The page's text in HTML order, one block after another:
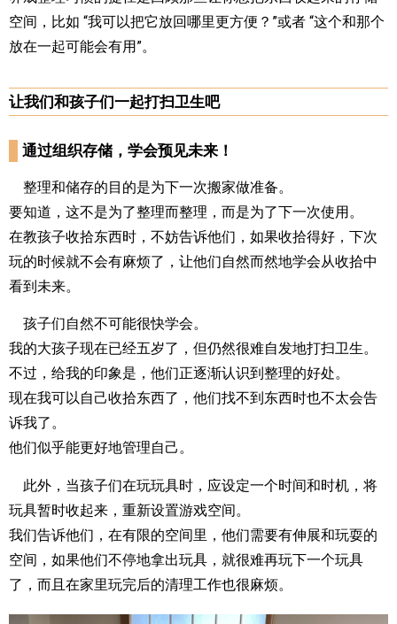
空间，比如 “我可以把它放回哪里更方便？”或者 “这个和那个
放在一起可能会有用”。
让我们和孩子们一起打扫卫生吧
通过组织存储，学会预见未来！
整理和储存的目的是为下一次搬家做准备。
要知道，这不是为了整理而整理，而是为了下一次使用。
在教孩子收拾东西时，不妨告诉他们，如果收拾得好，下次
玩的时候就不会有麻烦了，让他们自然而然地学会从收拾中
看到未来。
孩子们自然不可能很快学会。
我的大孩子现在已经五岁了，但仍然很难自发地打扫卫生。
不过，给我的印象是，他们正逐渐认识到整理的好处。
现在我可以自己收拾东西了，他们找不到东西时也不太会告
诉我了。
他们似乎能更好地管理自己。
此外，当孩子们在玩玩具时，应设定一个时间和时机，将
玩具暂时收起来，重新设置游戏空间。
我们告诉他们，在有限的空间里，他们需要有伸展和玩耍的
空间，如果他们不停地拿出玩具，就很难再玩下一个玩具
了，而且在家里玩完后的清理工作也很麻烦。